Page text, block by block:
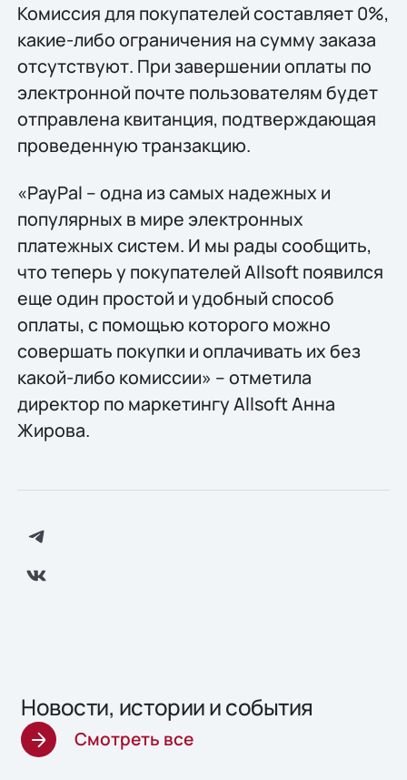
Комиссия для покупателей составляет 0%,
какие-либо ограничения на сумму заказа
отсутствуют. При завершении оплаты по
электронной почте пользователям будет
отправлена квитанция, подтверждающая
проведенную транзакцию.
«PayPal – одна из самых надежных и
популярных в мире электронных
платежных систем. И мы рады сообщить,
что теперь у покупателей Allsoft появился
еще один простой и удобный способ
оплаты, с помощью которого можно
совершать покупки и оплачивать их без
какой-либо комиссии» – отметила
директор по маркетингу Allsoft Анна
Жирова.
Новости, истории и события
Смотреть все